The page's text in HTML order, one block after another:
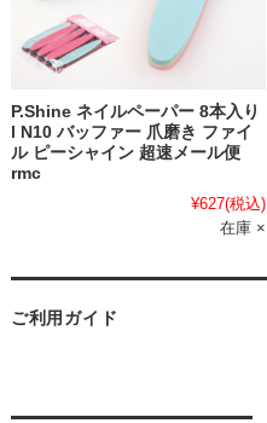
P.Shine ネイルペーパー 8本入り
l N10 バッファー 爪磨き ファイ
ル ピーシャイン 超速メール便
rmc
¥627(税込)
在庫 ×
ご利用ガイド